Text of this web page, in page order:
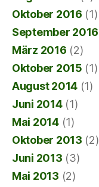
Oktober 2016 (1)
September 2016
März 2016 (2)
Oktober 2015 (1)
August 2014 (1)
Juni 2014(1)
Mai 2014(1)
Oktober 2013 (2)
Juni 2013 (3)
Mai 2013 (2)